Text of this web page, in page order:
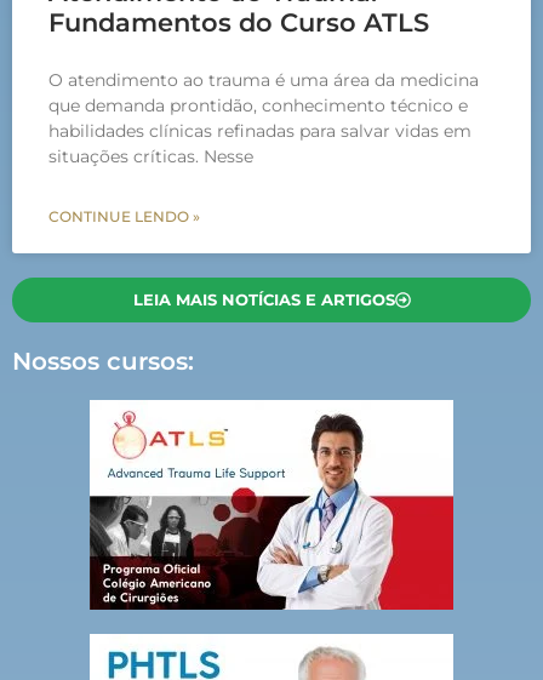
Fundamentos do Curso ATLS
O atendimento ao trauma é uma área da medicina
que demanda prontidão, conhecimento técnico e
habilidades clínicas refinadas para salvar vidas em
situações críticas. Nesse
CONTINUE LENDO »
LEIA MAIS NOTÍCIAS E ARTIGOS
Nossos cursos: